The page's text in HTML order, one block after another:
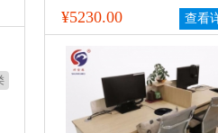
演讲台 培训讲台
¥5230.00 查看